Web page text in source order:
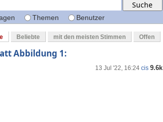
Themen Benutzer
Beliebte mit den meisten Stimmen Offen
Abbildung 1:
13 Jul '22, 16:24 cis 9.6k